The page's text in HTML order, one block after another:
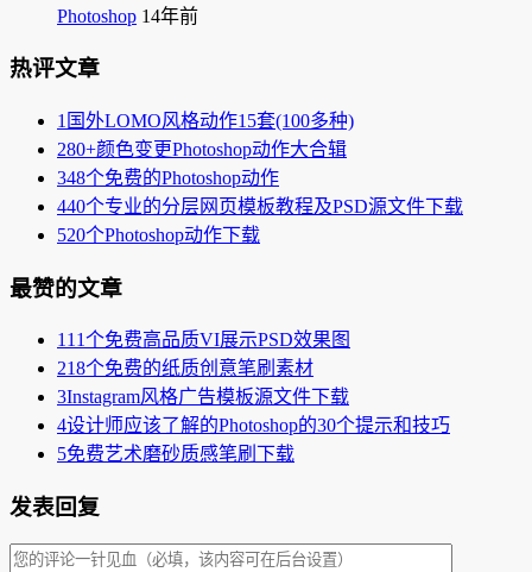
Photoshop 14年前
热评文章
1 国外LOMO风格动作15套(100多种)
280+颜色变更Photoshop动作大合辑
348个免费的Photoshop动作
440个专业的分层网页模板教程及PSD源文件下载
520个Photoshop动作下载
最赞的文章
111个免费高品质VI展示PSD效果图
218个免费的纸质创意笔刷素材
3Instagram风格广告模板源文件下载
4设计师应该了解的Photoshop的30个提示和技巧
5免费艺术磨砂质感笔刷下载
发表回复